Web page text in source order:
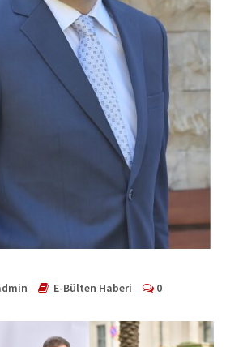
E-Bülten Haberi 0